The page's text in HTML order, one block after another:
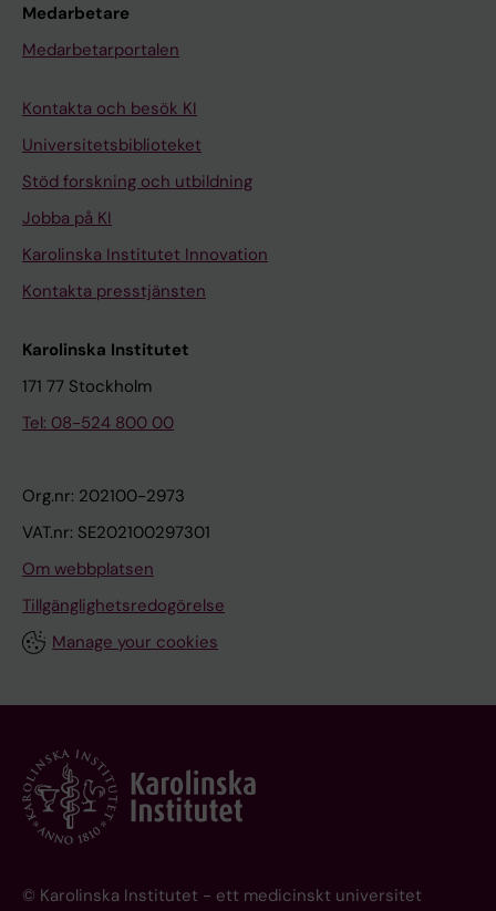
Medarbetare
Medarbetarportalen
Kontakta och besök KI
Universitetsbiblioteket
Stöd forskning och utbildning
Jobba på KI
Karolinska Institutet Innovation
Kontakta presstjänsten
Karolinska Institutet
171 77 Stockholm
Tel: 08-524 800 00
Org.nr: 202100-2973
VAT.nr: SE202100297301
Om webbplatsen
Tillgänglighetsredogörelse
Manage your cookies
© Karolinska Institutet - ett medicinskt universitet